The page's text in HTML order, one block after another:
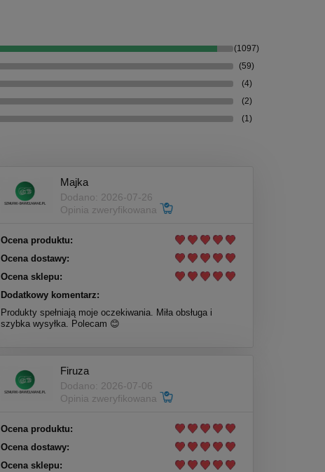
(1097)
(59)
(4)
(2)
(1)
Majka
Dodano: 2026-07-26
Opinia zweryfikowana
Ocena produktu:
Ocena dostawy:
Ocena sklepu:
Dodatkowy komentarz:
Produkty spełniają moje oczekiwania. Miła obsługa i
szybka wysyłka. Polecam 😊
Firuza
Dodano: 2026-07-06
Opinia zweryfikowana
Ocena produktu:
Ocena dostawy:
Ocena sklepu: